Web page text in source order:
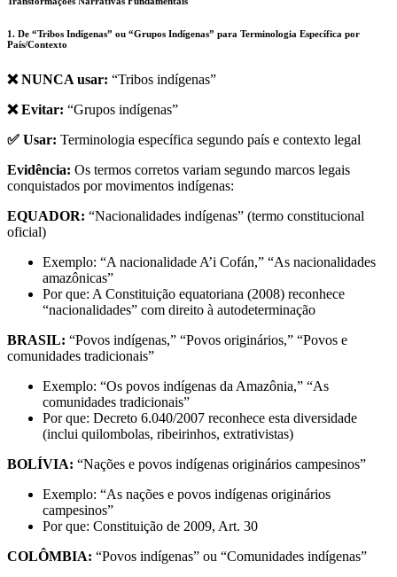
1. De “Tribos Indígenas” ou “Grupos Indígenas” para Terminologia Específica por
País/Contexto
❌ NUNCA usar: “Tribos indígenas”
❌ Evitar: “Grupos indígenas”
✅ Usar: Terminologia específica segundo país e contexto legal
Evidência: Os termos corretos variam segundo marcos legais
conquistados por movimentos indígenas:
EQUADOR: “Nacionalidades indígenas” (termo constitucional
oficial)
Exemplo: “A nacionalidade A’i Cofán,” “As nacionalidades
amazônicas”
Por que: A Constituição equatoriana (2008) reconhece
“nacionalidades” com direito à autodeterminação
BRASIL: “Povos indígenas,” “Povos originários,” “Povos e
comunidades tradicionais”
Exemplo: “Os povos indígenas da Amazônia,” “As
comunidades tradicionais”
Por que: Decreto 6.040/2007 reconhece esta diversidade
(inclui quilombolas, ribeirinhos, extrativistas)
BOLÍVIA: “Nações e povos indígenas originários campesinos”
Exemplo: “As nações e povos indígenas originários
campesinos”
Por que: Constituição de 2009, Art. 30
COLÔMBIA: “Povos indígenas” ou “Comunidades indígenas”